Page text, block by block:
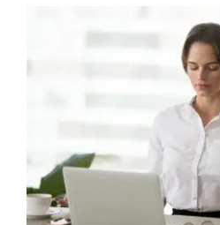
atenção
melhorar
ansiedade Atendimento
Mindfulness
Novidades
TDAH